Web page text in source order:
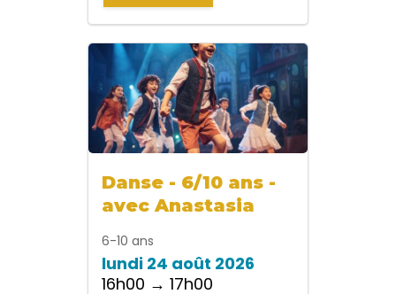
Danse - 6/10 ans -
avec Anastasia
6-10 ans
lundi 24 août 2026
16h00 → 17h00